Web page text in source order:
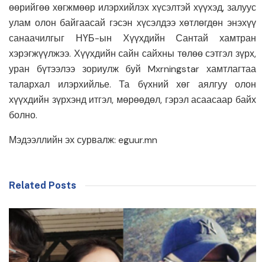
өөрийгөө хөгжмөөр илэрхийлэх хүсэлтэй хүүхэд, залуус
улам олон байгаасай гэсэн хүсэлдээ хөтлөгдөн энэхүү
санаачилгыг НҮБ-ын Хүүхдийн Сантай хамтран
хэрэгжүүлжээ. Хүүхдийн сайн сайхны төлөө сэтгэл зүрх,
уран бүтээлээ зориулж буй Mxrningstar хамтлагтаа
талархал илэрхийлье. Та бүхний хөг аялгуу олон
хүүхдийн зүрхэнд итгэл, мөрөөдөл, гэрэл асаасаар байх
болно.
Мэдээллийн эх сурвалж: eguur.mn
Related Posts